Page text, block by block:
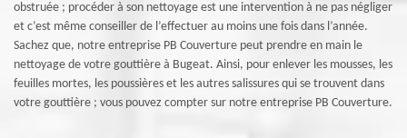
obstruée ; procéder à son nettoyage est une intervention à ne pas négliger
et c’est même conseiller de l’effectuer au moins une fois dans l’année.
Sachez que, notre entreprise PB Couverture peut prendre en main le
nettoyage de votre gouttière à Bugeat. Ainsi, pour enlever les mousses, les
feuilles mortes, les poussières et les autres salissures qui se trouvent dans
votre gouttière ; vous pouvez compter sur notre entreprise PB Couverture.